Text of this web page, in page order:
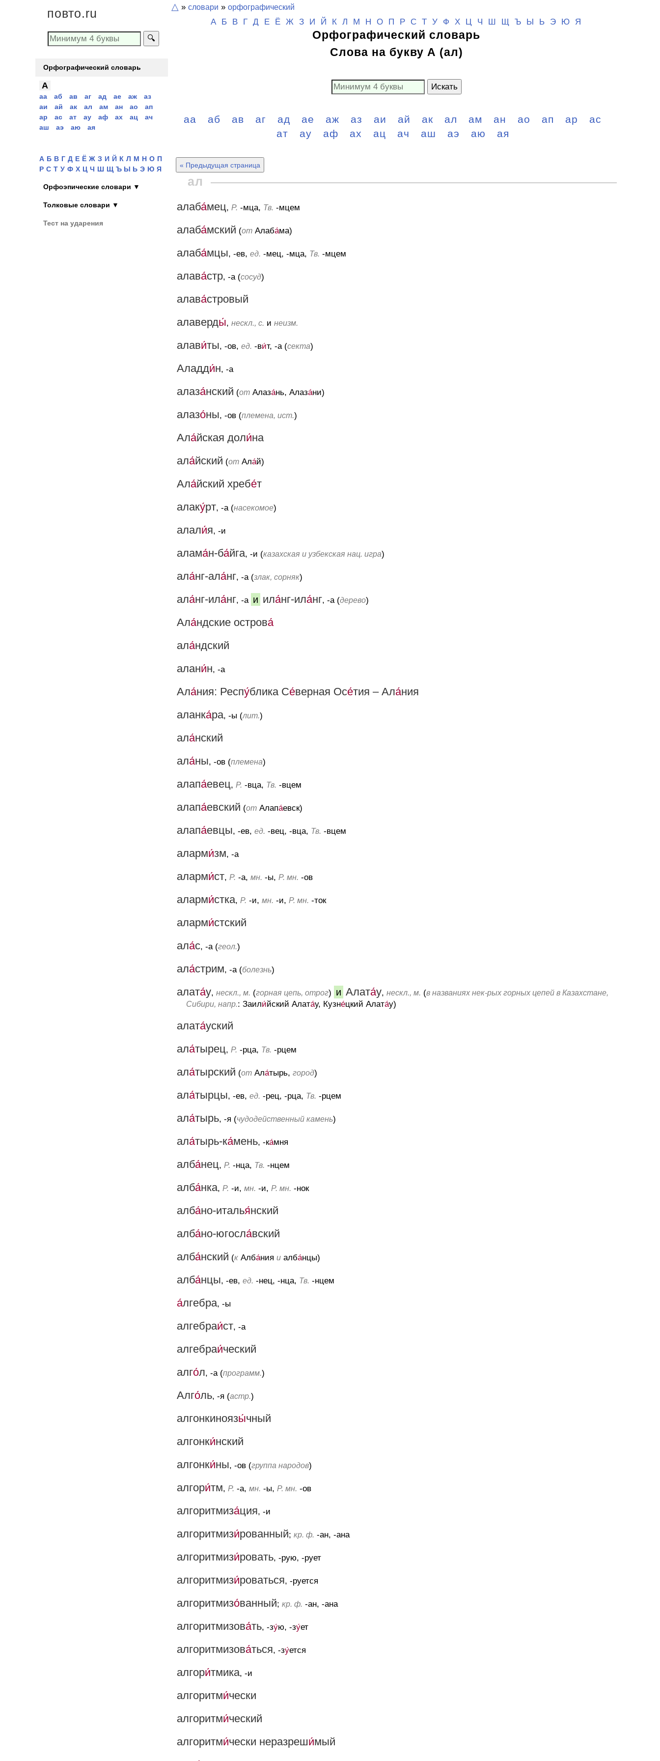
повто.ru
🔍
Орфографический словарь
А
аа аб ав аг ад ае аж
аз
аи
ай ак ал ам ан ао
ап
ар
ас ат ау аф ах ац
ач
аш
аэ аю ая
А Б В Г Д Е Ё Ж З И Й К Л М Н О П
Р С Т У Ф Х Ц Ч Ш Щ Ъ Ы Ь Э Ю Я
Орфоэпические словари ▼
Толковые словари ▼
Тест на ударения
△ » словари » орфографический
А Б В Г Д Е Ё Ж З И Й К Л М Н О П Р С Т У Ф Х Ц Ч Ш Щ Ъ Ы Ь Э Ю Я
Орфографический словарь
Слова на букву А (ал)
Искать
аа аб ав аг ад ае аж аз аи ай ак ал ам ан ао ап ар
ас
ат
ау аф ах ац ач аш аэ аю ая
« Предыдущая страница
ал
алаба́мец, Р. -мца, Тв. -мцем
алаба́мский (от Алаба́ма)
алаба́мцы, -ев, ед. -мец, -мца, Тв. -мцем
алава́стр, -а (сосуд)
алава́стровый
алаверды́, нескл., с. и неизм.
алави́ты, -ов, ед. -ви́т, -а (секта)
Аладди́н, -а
алаза́нский (от Алаза́нь, Алаза́ни)
алазо́ны, -ов (племена, ист.)
Ала́йская доли́на
ала́йский (от Ала́й)
Ала́йский хребе́т
алаку́рт, -а (насекомое)
алали́я, -и
алама́н-ба́йга, -и (казахская и узбекская нац. игра)
ала́нг-ала́нг, -а (злак, сорняк)
ала́нг-ила́нг, -а и ила́нг-ила́нг, -а (дерево)
Ала́ндские острова́
ала́ндский
алани́н, -а
Ала́ния: Респу́блика Се́верная Осе́тия – Ала́ния
аланка́ра, -ы (лит.)
ала́нский
ала́ны, -ов (племена)
алапа́евец, Р. -вца, Тв. -вцем
алапа́евский (от Алапа́евск)
алапа́евцы, -ев, ед. -вец, -вца, Тв. -вцем
аларми́зм, -а
аларми́ст, Р. -а, мн. -ы, Р. мн. -ов
аларми́стка, Р. -и, мн. -и, Р. мн. -ток
аларми́стский
ала́с, -а (геол.)
ала́стрим, -а (болезнь)
алата́у, нескл., м. (горная цепь, отрог) и Алата́у, нескл., м. (в названиях нек-рых горных цепей в Казахстане,
Сибири, напр.: Заили́йский Алата́у, Кузне́цкий Алата́у)
алата́уский
ала́тырец, Р. -рца, Тв. -рцем
ала́тырский (от Ала́тырь, город)
ала́тырцы, -ев, ед. -рец, -рца, Тв. -рцем
ала́тырь, -я (чудодейственный камень)
ала́тырь-ка́мень, -ка́мня
алба́нец, Р. -нца, Тв. -нцем
алба́нка, Р. -и, мн. -и, Р. мн. -нок
алба́но-италья́нский
алба́но-югосла́вский
алба́нский (к Алба́ния и алба́нцы)
алба́нцы, -ев, ед. -нец, -нца, Тв. -нцем
а́лгебра, -ы
алгебраи́ст, -а
алгебраи́ческий
алго́л, -а (программ.)
Алго́ль, -я (астр.)
алгонкиноязы́чный
алгонки́нский
алгонки́ны, -ов (группа народов)
алгори́тм, Р. -а, мн. -ы, Р. мн. -ов
алгоритмиза́ция, -и
алгоритмизи́рованный; кр. ф. -ан, -ана
алгоритмизи́ровать, -рую, -рует
алгоритмизи́роваться, -руется
алгоритмизо́ванный; кр. ф. -ан, -ана
алгоритмизова́ть, -зу́ю, -зу́ет
алгоритмизова́ться, -зу́ется
алгори́тмика, -и
алгоритми́чески
алгоритми́ческий
алгоритми́чески неразреши́мый